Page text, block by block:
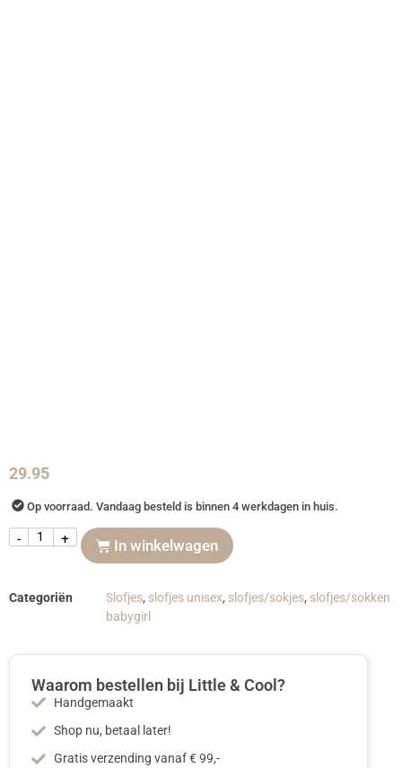
29.95
Op voorraad. Vandaag besteld is binnen 4 werkdagen in huis.
- + In winkelwagen
Categoriën Slofjes, slofjes unisex, slofjes/sokjes, slofjes/sokken
babygirl
Waarom bestellen bij Little & Cool?
Handgemaakt
Shop nu, betaal later!
Gratis verzending vanaf € 99,-